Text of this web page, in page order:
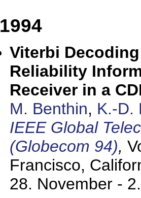
1994
Viterbi
Reliability
Receiver in a
M. Benthin, K.-D.
IEEE Global
(Globecom 94),
Francisco,
28. November -